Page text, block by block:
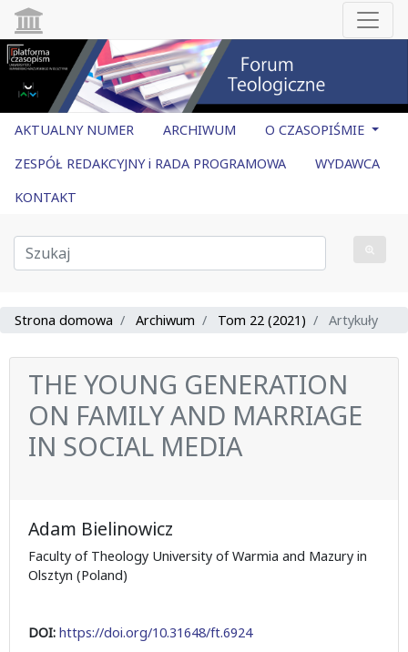
AKTUALNY NUMER ARCHIWUM
O CZASOPIŚMIE
ZESPÓŁ REDAKCYJNY i RADA PROGRAMOWA
WYDAWCA
KONTAKT
Strona domowa Archiwum Tom 22 (2021) Artykuły
THE YOUNG GENERATION
ON FAMILY AND MARRIAGE
IN SOCIAL MEDIA
Adam Bielinowicz
Faculty of Theology University of Warmia and Mazury in
Olsztyn (Poland)
DOI: https://doi.org/10.31648/ft.6924